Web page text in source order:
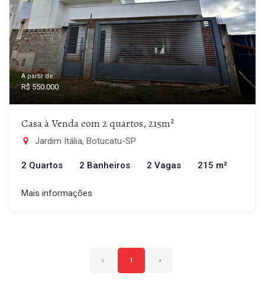
A partir de:
R$ 550.000
Casa à Venda com 2 quartos, 215m²
Jardim Itália, Botucatu-SP
2 Quartos 2 Banheiros 2 Vagas 215 m²
Mais informações
‹ 1 ›